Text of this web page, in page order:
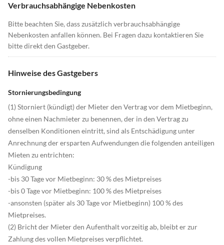
Verbrauchsabhängige Nebenkosten
Bitte beachten Sie, dass zusätzlich verbrauchsabhängige
Nebenkosten anfallen können. Bei Fragen dazu kontaktieren Sie
bitte direkt den Gastgeber.
Hinweise des Gastgebers
Stornierungsbedingung
(1) Storniert (kündigt) der Mieter den Vertrag vor dem Mietbeginn,
ohne einen Nachmieter zu benennen, der in den Vertrag zu
denselben Konditionen eintritt, sind als Entschädigung unter
Anrechnung der ersparten Aufwendungen die folgenden anteiligen
Mieten zu entrichten:
Kündigung
-bis 30 Tage vor Mietbeginn: 30 % des Mietpreises
-bis 0 Tage vor Mietbeginn: 100 % des Mietpreises
-ansonsten (später als 30 Tage vor Mietbeginn) 100 % des
Mietpreises.
(2) Bricht der Mieter den Aufenthalt vorzeitig ab, bleibt er zur
Zahlung des vollen Mietpreises verpflichtet.